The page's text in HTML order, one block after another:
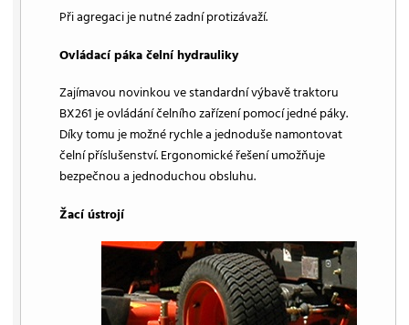
Při agregaci je nutné zadní protizávaží.
Ovládací páka čelní hydrauliky
Zajímavou novinkou ve standardní výbavě traktoru
BX261 je ovládání čelního zařízení pomocí jedné páky.
Díky tomu je možné rychle a jednoduše namontovat
čelní příslušenství. Ergonomické řešení umožňuje
bezpečnou a jednoduchou obsluhu.
Žací ústrojí